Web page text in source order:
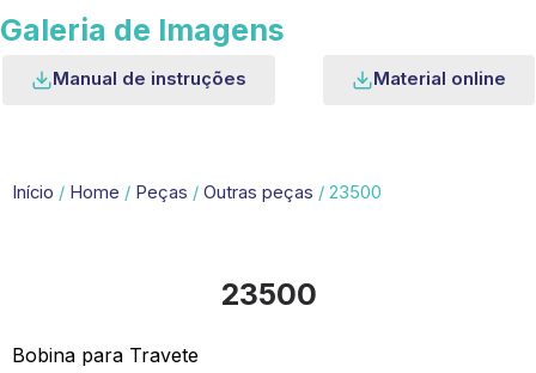
Galeria de Imagens
Manual de instruções Material online
Início / Home / Peças / Outras peças / 23500
23500
Bobina para Travete